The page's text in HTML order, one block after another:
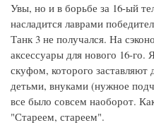
Увы, но и в борьбе за 16-ый
насладится лаврами
Танк 3 не получался. На
аксессуары для нового 16-
скуфом, которого
детьми, внуками (нужное
все было совсем наоборот.
"Стареем, стареем".